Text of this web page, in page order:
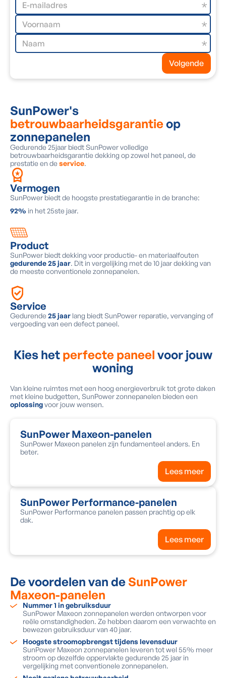
Volgende
SunPower's
betrouwbaarheidsgarantieop
zonnepanelen
Gedurende 25jaar biedt SunPower volledige
betrouwbaarheidsgarantie dekking op zowel het paneel, de
prestatie en de service.
Vermogen
SunPower biedt de hoogste prestatiegarantie in de branche:
92% in het 25ste jaar.
Product
SunPower biedt dekking voor productie- en materiaalfouten
gedurende 25 jaar. Dit in vergelijking met de 10 jaar dekking van
de meeste conventionele zonnepanelen.
Service
Gedurende 25 jaar lang biedt SunPower reparatie, vervanging of
vergoeding van een defect paneel.
Kies het perfecte paneel voor jouw
woning
Van kleine ruimtes met een hoog energieverbruik tot grote daken
met kleine budgetten, SunPower zonnepanelen bieden een
oplossingvoor jouw wensen.
SunPower Maxeon-panelen
SunPower Maxeon panelen zijn fundamenteel anders. En
beter.
Lees meer
SunPower Performance-panelen
SunPower Performance panelen passen prachtig op elk
dak.
Lees meer
De voordelen van deSunPower
Maxeon-panelen
Nummer 1 in gebruiksduur
SunPower Maxeon zonnepanelen werden ontworpen voor
reële omstandigheden. Ze hebben daarom een verwachte en
bewezen gebruiksduur van 40 jaar.
Hoogste stroomopbrengst tijdens levensduur
SunPower Maxeon zonnepanelen leveren tot wel 55% meer
stroom op dezelfde oppervlakte gedurende 25 jaar in
vergelijking met conventionele zonnepanelen.